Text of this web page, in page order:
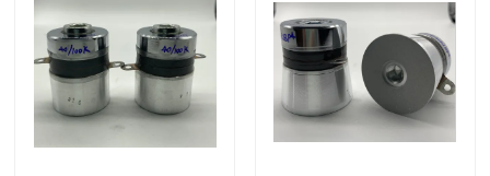
Ultrasonic Transducer pembersihan
Tinggi daya Ultrasonic Transducer